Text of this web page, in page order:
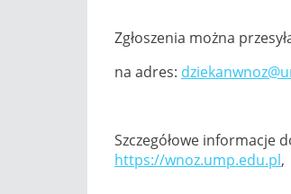
Zgłoszenia można
na adres:
Szczegółowe informacje
https://wnoz.ump.edu.pl,